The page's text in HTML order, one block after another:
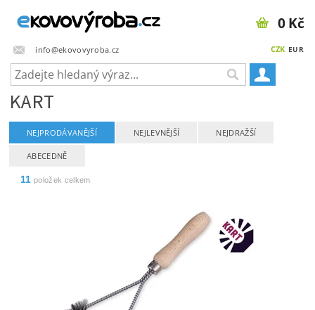
info@ekovovyroba.cz CZK EUR
0 Kč
KART
NEJPRODÁVANĚJŠÍ NEJLEVNĚJŠÍ NEJDRAŽŠÍ
ABECEDNĚ
11 položek celkem